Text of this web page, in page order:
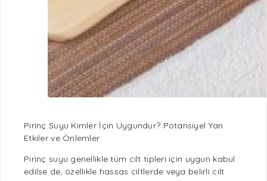
Pirinç Suyu Kimler İçin Uygundur? Potansiyel Yan
Etkiler ve Önlemler
Pirinç suyu genellikle tüm cilt tipleri için uygun kabul
edilse de, özellikle hassas ciltlerde veya belirli cilt